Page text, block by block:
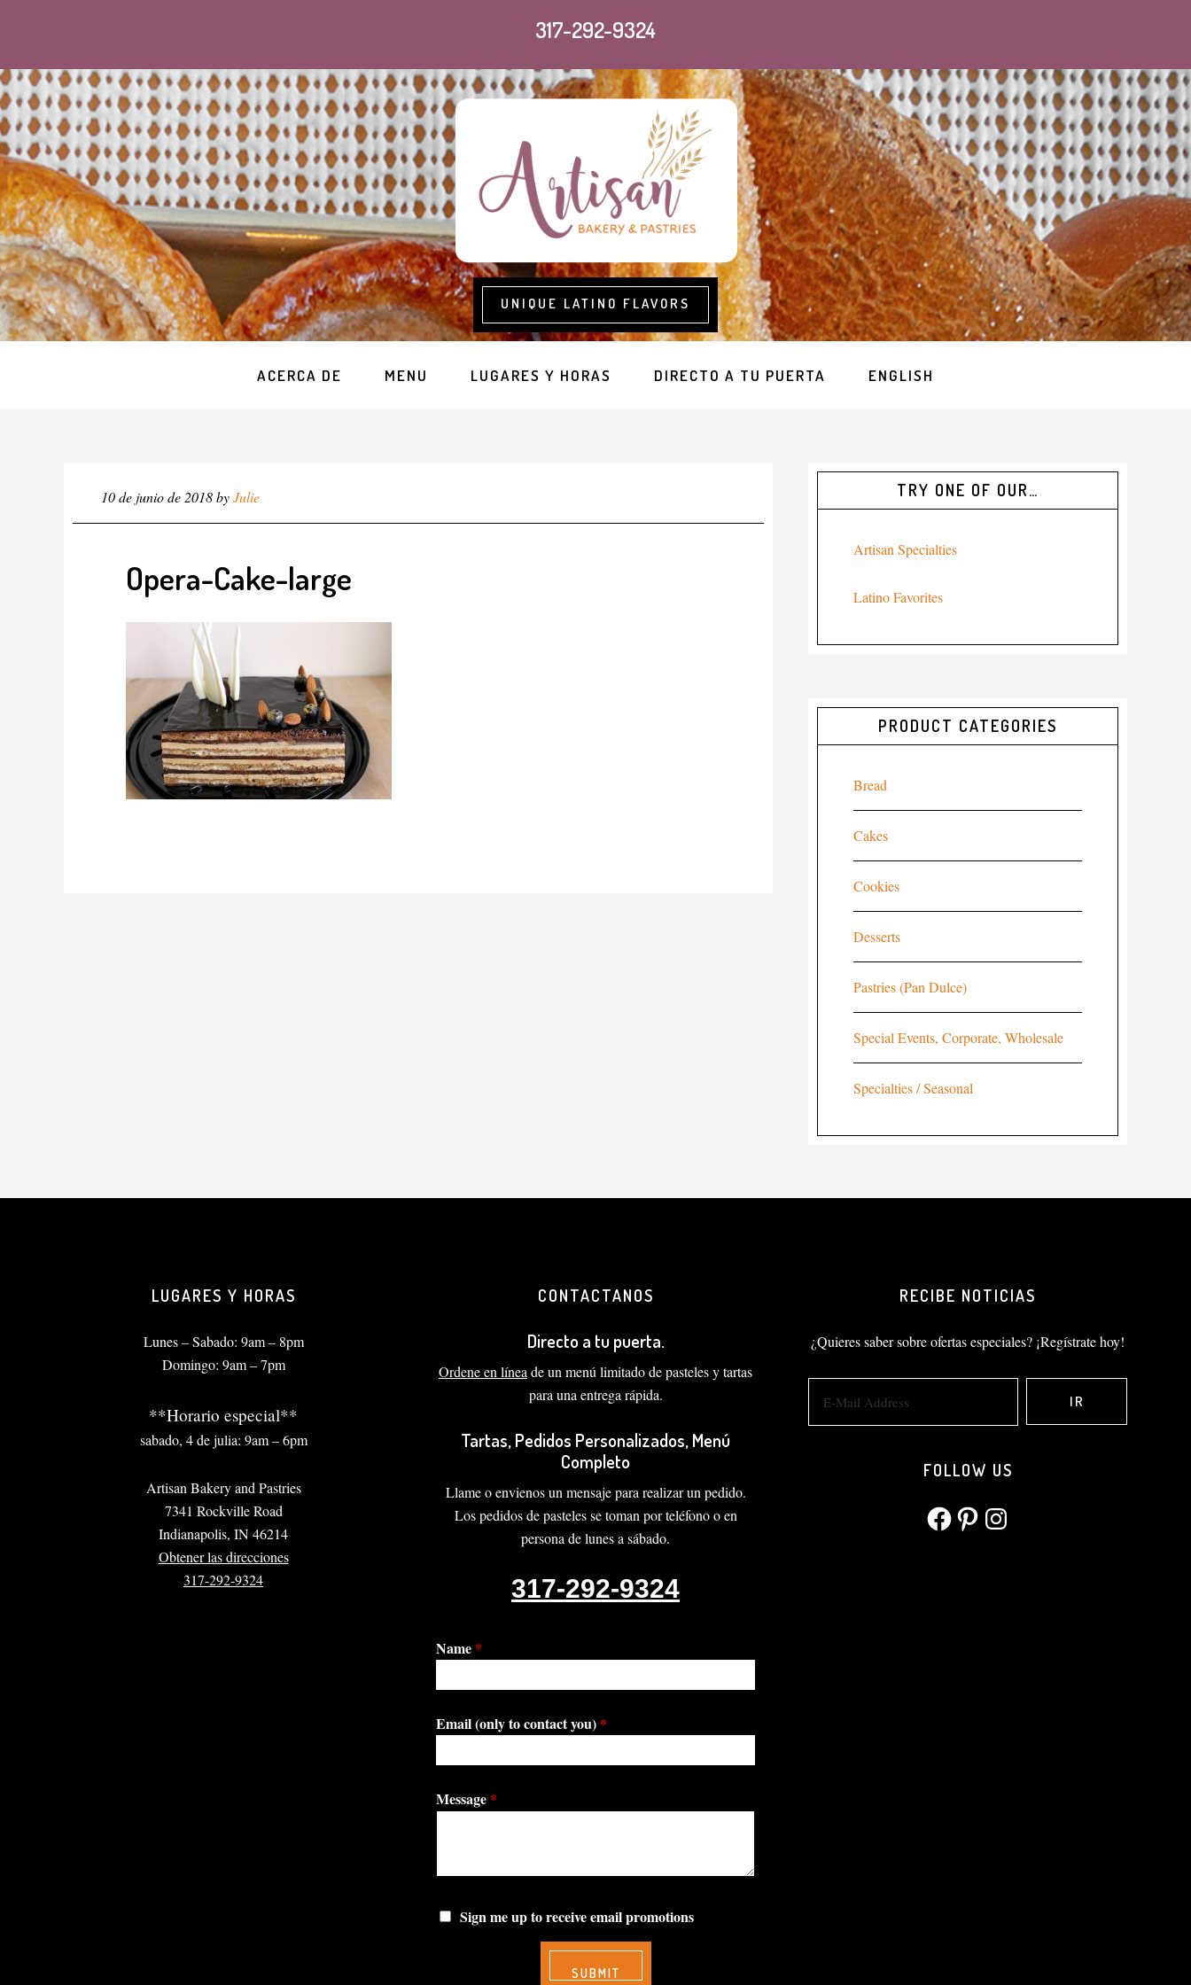
317-292-9324
UNIQUE LATINO FLAVORS
ACERCA DE MENU LUGARES Y HORAS DIRECTO A TU PUERTA ENGLISH
10 de junio de 2018byJulie
Opera-Cake-large
TRY ONE OF OUR…
Artisan Specialties
Latino Favorites
PRODUCT CATEGORIES
Bread
Cakes
Cookies
Desserts
Pastries (Pan Dulce)
Special Events, Corporate, Wholesale
Specialties / Seasonal
LUGARES Y HORAS
Lunes – Sabado: 9am – 8pm
Domingo: 9am – 7pm
**Horario especial**
sabado, 4 de julia: 9am – 6pm
Artisan Bakery and Pastries
7341 Rockville Road
Indianapolis, IN 46214
Obtener las direcciones
317-292-9324
CONTACTANOS
Directo a tu puerta.
Ordene en línea de un menú limitado de pasteles y tartas
para una entrega rápida.
Tartas, Pedidos Personalizados, Menú
Completo
Llame o envienos un mensaje para realizar un pedido.
Los pedidos de pasteles se toman por teléfono o en
persona de lunes a sábado.
317-292-9324
Name *
Email (only to contact you) *
Message *
Sign me up to receive email promotions
RECIBE NOTICIAS
¿Quieres saber sobre ofertas especiales? ¡Regístrate hoy!
FOLLOW US
FacebookPinterestInstagram